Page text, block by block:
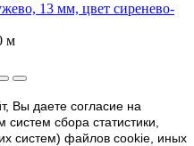
13 мм, цвет сиренево-
м
Вы даете согласие на
систем сбора статистики,
систем) файлов cookie, иных